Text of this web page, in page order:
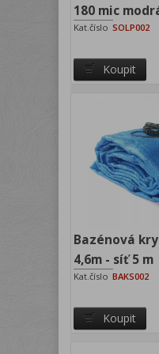
180 mic
Kat.číslo SOLP002
Koupit
Bazénová
4,6m - síť 5 m
Kat.číslo BAKS002
Koupit